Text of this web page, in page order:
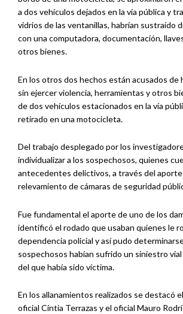
a dos vehículos dejados en la vía pública y
vidrios de las ventanillas, habrían sustraído
con una computadora, documentación,
otros bienes.
En los otros dos hechos están acusados de
sin ejercer violencia, herramientas y otros
de dos vehículos estacionados en la vía
retirado en una motocicleta.
Del trabajo desplegado por los
individualizar a los sospechosos, quienes
antecedentes delictivos, a través del
relevamiento de cámaras de seguridad
Fue fundamental el aporte de uno de los
identificó el rodado que usaban quienes le
dependencia policial y así pudo
sospechosos habían sufrido un siniestro
del que había sido víctima.
En los allanamientos realizados se destacó
oficial Cintia Terrazas y el oficial Mauro